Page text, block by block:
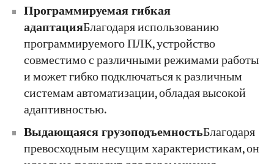
Программируемая гибкая
адаптацияБлагодаря использованию
программируемого ПЛК, устройство
совместимо с различными режимами работы
и может гибко подключаться к различным
системам автоматизации, обладая высокой
адаптивностью.
Выдающаяся грузоподъемностьБлагодаря
превосходным несущим характеристикам, он